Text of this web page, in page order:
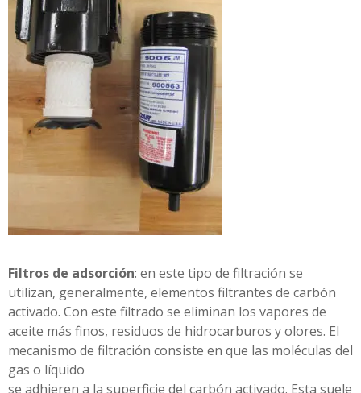
Filtros de adsorción: en este tipo de filtración se
utilizan, generalmente, elementos filtrantes de carbón
activado. Con este filtrado se eliminan los vapores de
aceite más finos, residuos de hidrocarburos y olores. El
mecanismo de filtración consiste en que las moléculas del
gas o líquido
se adhieren a la superficie del carbón activado. Esta suele